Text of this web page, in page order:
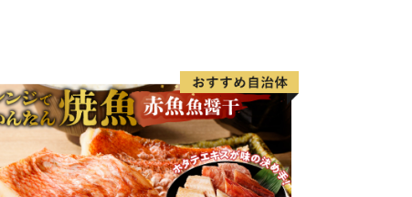
奨・最短1分）
（アイアム）」を利用し、マイナン
の提出や切手不要で即座に申請が完
郵送する